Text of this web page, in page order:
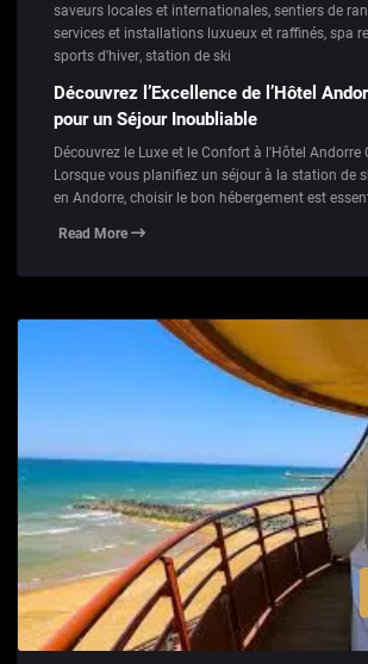
saveurs locales et internationales, sentiers de
services et installations luxueux et raffinés, spa
sports d'hiver, station de ski
Découvrez l’Excellence de l’Hôtel
pour un Séjour Inoubliable
Découvrez le Luxe et le Confort à l'Hôtel Andorre
Lorsque vous planifiez un séjour à la station de
en Andorre, choisir le bon hébergement est
Read More